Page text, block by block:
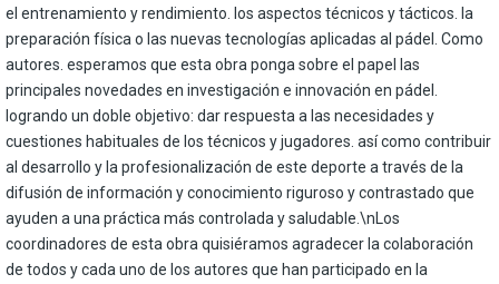
el entrenamiento y rendimiento. los aspectos técnicos y tácticos. la
preparación física o las nuevas tecnologías aplicadas al pádel. Como
autores. esperamos que esta obra ponga sobre el papel las
principales novedades en investigación e innovación en pádel.
logrando un doble objetivo: dar respuesta a las necesidades y
cuestiones habituales de los técnicos y jugadores. así como contribuir
al desarrollo y la profesionalización de este deporte a través de la
difusión de información y conocimiento riguroso y contrastado que
ayuden a una práctica más controlada y saludable.\nLos
coordinadores de esta obra quisiéramos agradecer la colaboración
de todos y cada uno de los autores que han participado en la